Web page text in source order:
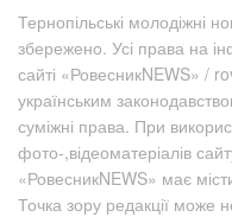
Тернопільські молодіжні
збережено. Усі права на
сайті «РовесникNEWS» /
українським
суміжні права. При
фото-,відеоматеріалів
«РовесникNEWS» має
Точка зору редакції може